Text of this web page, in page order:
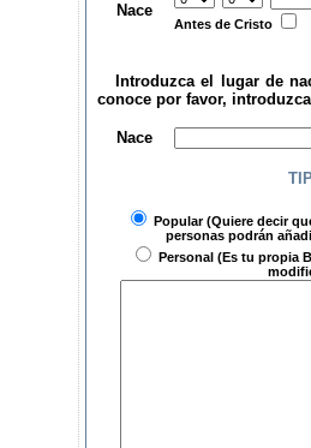
Nace
Antes de Cristo
Introduzca el lugar de
conoce por favor,
Nace
Popular(Quiere decir
personas podrán
Personal (Es tu propia